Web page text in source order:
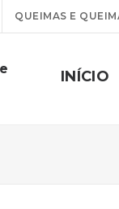
QUEIMAS E
INÍCIO